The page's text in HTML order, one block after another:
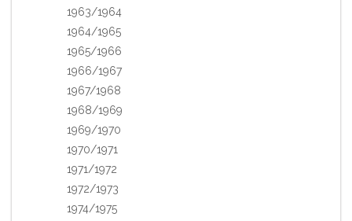
1963/1964
1964/1965
1965/1966
1966/1967
1967/1968
1968/1969
1969/1970
1970/1971
1971/1972
1972/1973
1974/1975